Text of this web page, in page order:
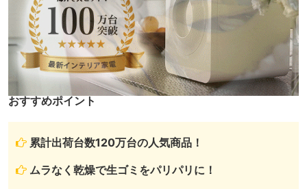
おすすめポイント
累計出荷台数120万台の人気商品！
ムラなく乾燥で生ゴミをパリパリに！